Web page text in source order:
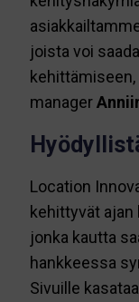
joista voi
manager
Location
kehittyvät
jonka kautta
hankkeessa
Sivuille